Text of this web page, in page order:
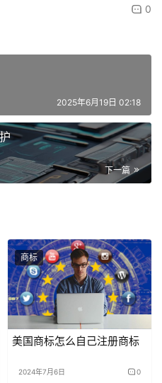
0
2025年6月19日 02:18
下一篇
商标
美国商标怎么自己注册商标
2024年7月6日 0